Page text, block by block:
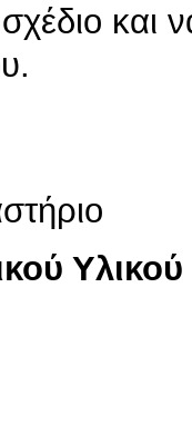
Υλικού